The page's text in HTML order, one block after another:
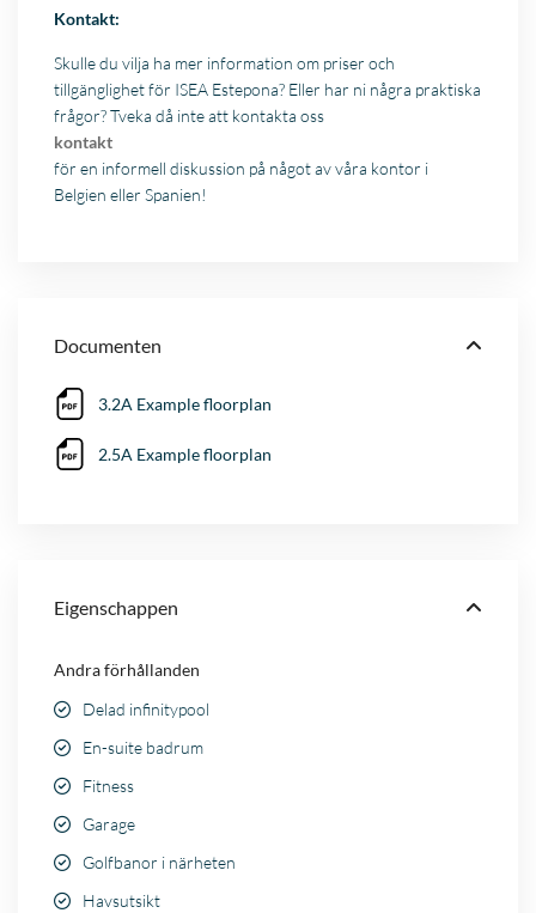
Kontakt:
Skulle du vilja ha mer information om priser och
tillgänglighet för ISEA Estepona? Eller har ni några praktiska
frågor? Tveka då inte att kontakta oss
kontakt
för en informell diskussion på något av våra kontor i
Belgien eller Spanien!
Documenten
3.2A Example floorplan
2.5A Example floorplan
Eigenschappen
Andra förhållanden
Delad infinitypool
En-suite badrum
Fitness
Garage
Golfbanor i närheten
Havsutsikt